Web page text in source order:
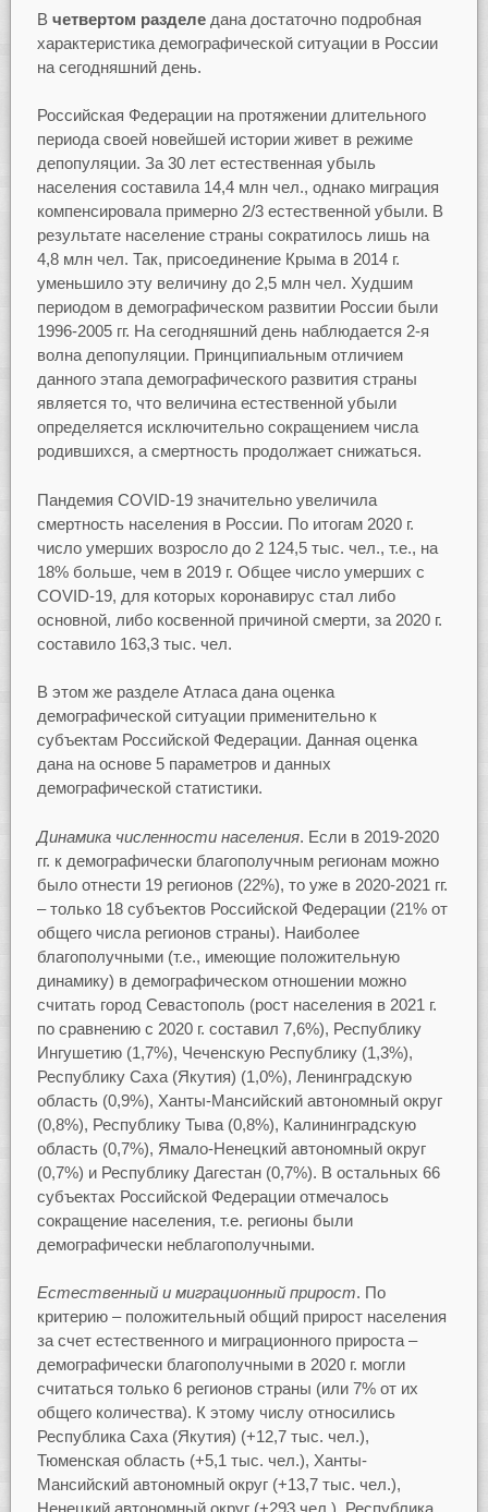
В четвертом разделедана достаточно подробная
характеристика демографической ситуации в России
на сегодняшний день.
Российская Федерации на протяжении длительного
периода своей новейшей истории живет в режиме
депопуляции. За 30 лет естественная убыль
населения составила 14,4 млн чел., однако миграция
компенсировала примерно 2/3 естественной убыли. В
результате население страны сократилось лишь на
4,8 млн чел. Так, присоединение Крыма в 2014 г.
уменьшило эту величину до 2,5 млн чел. Худшим
периодом в демографическом развитии России были
1996-2005 гг. На сегодняшний день наблюдается 2-я
волна депопуляции. Принципиальным отличием
данного этапа демографического развития страны
является то, что величина естественной убыли
определяется исключительно сокращением числа
родившихся, а смертность продолжает снижаться.
Пандемия COVID-19 значительно увеличила
смертность населения в России. По итогам 2020 г.
число умерших возросло до 2 124,5 тыс. чел., т.е., на
18% больше, чем в 2019 г. Общее число умерших с
COVID-19, для которых коронавирус стал либо
основной, либо косвенной причиной смерти, за 2020 г.
составило 163,3 тыс. чел.
В этом же разделе Атласа дана оценка
демографической ситуации применительно к
субъектам Российской Федерации. Данная оценка
дана на основе 5 параметров и данных
демографической статистики.
Динамика численности населения. Если в 2019-2020
гг. к демографически благополучным регионам можно
было отнести 19 регионов (22%), то уже в 2020-2021 гг.
– только 18 субъектов Российской Федерации (21% от
общего числа регионов страны). Наиболее
благополучными (т.е., имеющие положительную
динамику) в демографическом отношении можно
считать город Севастополь (рост населения в 2021 г.
по сравнению с 2020 г. составил 7,6%), Республику
Ингушетию (1,7%), Чеченскую Республику (1,3%),
Республику Саха (Якутия) (1,0%), Ленинградскую
область (0,9%), Ханты-Мансийский автономный округ
(0,8%), Республику Тыва (0,8%), Калининградскую
область (0,7%), Ямало-Ненецкий автономный округ
(0,7%) и Республику Дагестан (0,7%). В остальных 66
субъектах Российской Федерации отмечалось
сокращение населения, т.е. регионы были
демографически неблагополучными.
Естественный и миграционный прирост. По
критерию – положительный общий прирост населения
за счет естественного и миграционного прироста –
демографически благополучными в 2020 г. могли
считаться только 6 регионов страны (или 7% от их
общего количества). К этому числу относились
Республика Саха (Якутия) (+12,7 тыс. чел.),
Тюменская область (+5,1 тыс. чел.), Ханты-
Мансийский автономный округ (+13,7 тыс. чел.),